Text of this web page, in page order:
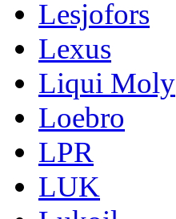
Lesjofors
Lexus
Liqui Moly
Loebro
LPR
LUK